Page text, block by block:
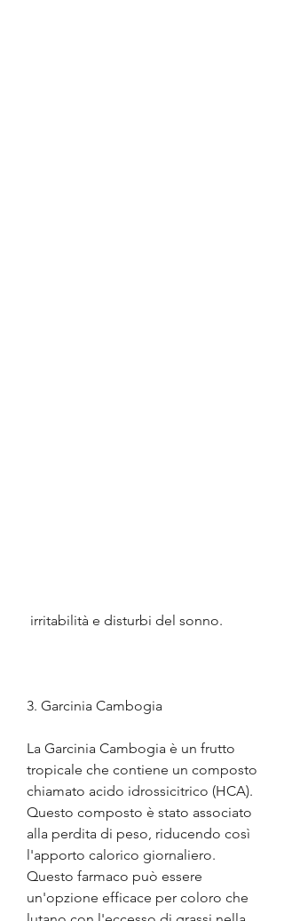
irritabilità e disturbi del sonno.
3. Garcinia Cambogia
La Garcinia Cambogia è un frutto
tropicale che contiene un composto
chiamato acido idrossicitrico (HCA).
Questo composto è stato associato
alla perdita di peso, riducendo così
l'apporto calorico giornaliero.
Questo farmaco può essere
un'opzione efficace per coloro che